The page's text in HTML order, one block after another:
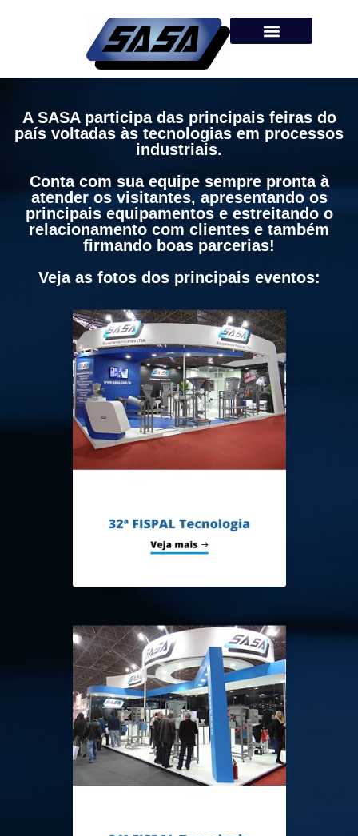
A SASA participa das principais feiras do
país voltadas às tecnologias em processos
industriais.
Conta com sua equipe sempre pronta à
atender os visitantes, apresentando os
principais equipamentos e estreitando o
relacionamento com clientes e também
firmando boas parcerias!
Veja as fotos dos principais eventos: